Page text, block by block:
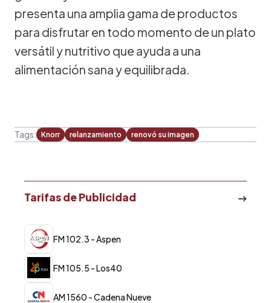
presenta una amplia gama de productos
para disfrutar en todo momento de un plato
versátil y nutritivo que ayuda a una
alimentación sana y equilibrada.
Tags: Knorr relanzamiento renovó su imagen
Tarifas de Publicidad
FM 102.3 - Aspen
FM 105.5 - Los40
AM 1560 - Cadena Nueve